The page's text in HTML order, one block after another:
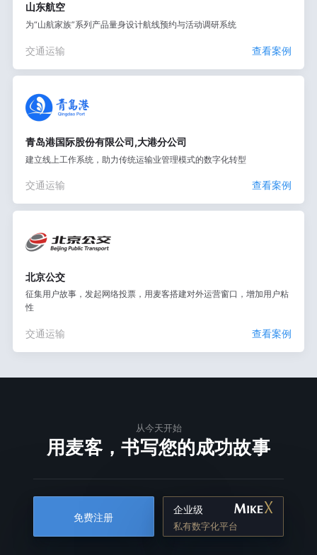
山东航空
为“山航家族”系列产品量身设计航线预约与活动调研系统
交通运输 查看案例
青岛港国际股份有限公司,大港分公司
建立线上工作系统，助力传统运输业管理模式的数字化转型
交通运输 查看案例
北京公交
征集用户故事，发起网络投票，用麦客搭建对外运营窗口，增加用户粘
性
交通运输 查看案例
从今天开始
用麦客，书写您的成功故事
免费注册
企业级
私有数字化平台